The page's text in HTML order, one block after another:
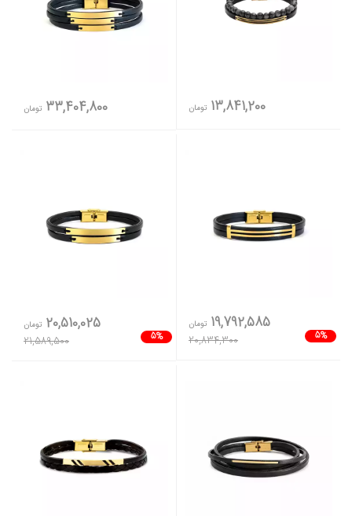
13,841,200 تومان 33,404,800 تومان
5%
19,792,585 تومان
20,834,300
5%
20,510,025 تومان
21,589,500